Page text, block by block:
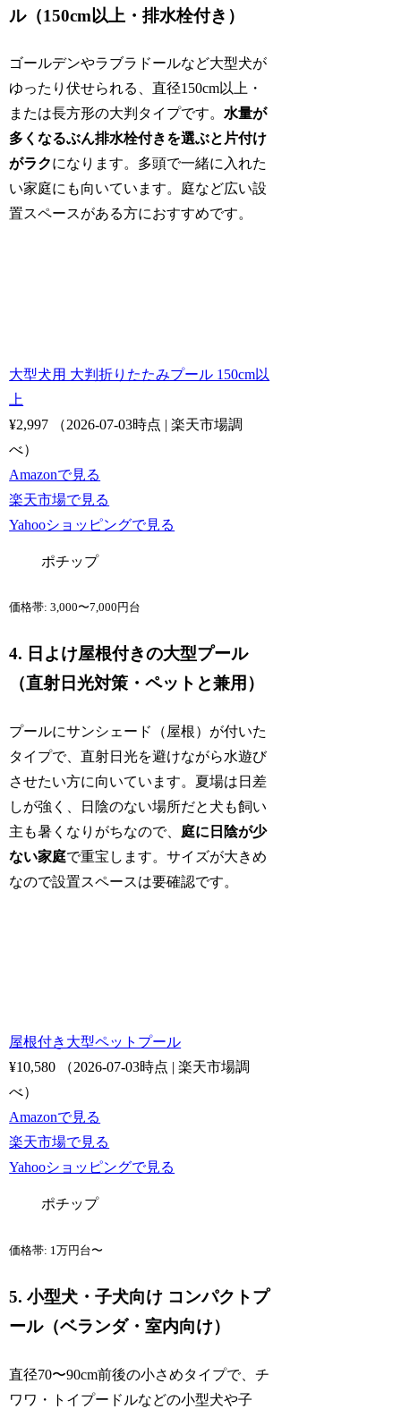
ル（150cm以上・排水栓付き）
ゴールデンやラブラドールなど大型犬が
ゆったり伏せられる、直径150cm以上・
または長方形の大判タイプです。 水量が
多くなるぶん排水栓付きを選ぶと片付け
がラクになります。多頭で一緒に入れた
い家庭にも向いています。庭など広い設
置スペースがある方におすすめです。
大型犬用 大判折りたたみプール 150cm以
上
¥2,997
（2026-07-03時点 | 楽天市場調
べ）
Amazonで見る
楽天市場で見る
Yahooショッピングで見る
ポチップ
価格帯: 3,000〜7,000円台
4. 日よけ屋根付きの大型プール
（直射日光対策・ペットと兼用）
プールにサンシェード（屋根）が付いた
タイプで、直射日光を避けながら水遊び
させたい方に向いています。夏場は日差
しが強く、日陰のない場所だと犬も飼い
主も暑くなりがちなので、 庭に日陰が少
ない家庭で重宝します。サイズが大きめ
なので設置スペースは要確認です。
屋根付き大型ペットプール
¥10,580
（2026-07-03時点 | 楽天市場調
べ）
Amazonで見る
楽天市場で見る
Yahooショッピングで見る
ポチップ
価格帯: 1万円台〜
5. 小型犬・子犬向け コンパクトプ
ール（ベランダ・室内向け）
直径70〜90cm前後の小さめタイプで、チ
ワワ・トイプードルなどの小型犬や子